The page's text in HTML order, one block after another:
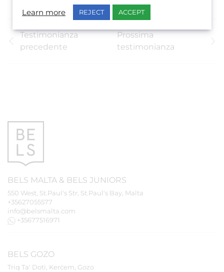
Testimonianza
precedente
Prossima
testimonianza
BELS MALTA & BELS JUNIORS
550 West, St.Paul's Str, St.Paul's Bay, Malta
+35627055577
info@belsmalta.com
+35677516971
BELS GOZO
Triq Ta' Doti, Kerċem, Gozo
Learn more REJECT ACCEPT